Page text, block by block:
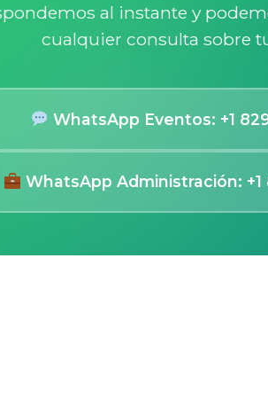
al instante y
cualquier consulta sobre
WhatsApp Eventos: +1
WhatsApp Administración: +1